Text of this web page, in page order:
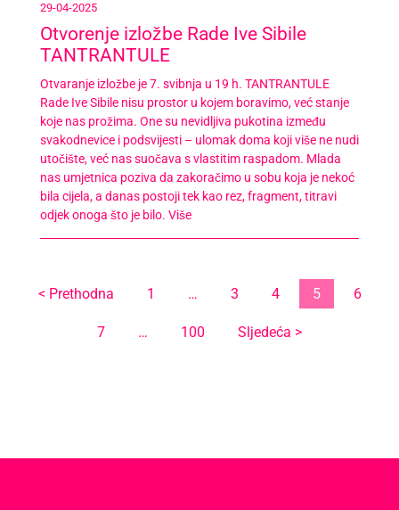
29-04-2025
Otvorenje izložbe Rade Ive Sibile
TANTRANTULE
Otvaranje izložbe je 7. svibnja u 19 h. TANTRANTULE
Rade Ive Sibile nisu prostor u kojem boravimo, već stanje
koje nas prožima. One su nevidljiva pukotina između
svakodnevice i podsvijesti – ulomak doma koji više ne nudi
utočište, već nas suočava s vlastitim raspadom. Mlada
nas umjetnica poziva da zakoračimo u sobu koja je nekoć
bila cijela, a danas postoji tek kao rez, fragment, titravi
odjek onoga što je bilo. Više
< Prethodna 1 … 3 4 5 6
7 … 100 Sljedeća >